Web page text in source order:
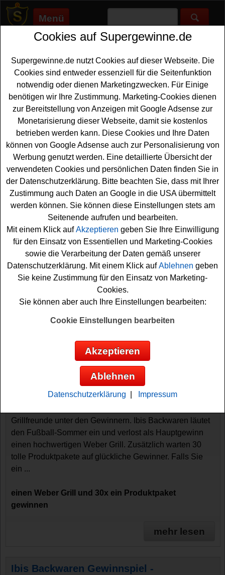
Menü
Supergewinne.de>Gewinnspiele>Ibis-backwaren
Ibis Backwaren Gewinnspiel
Jetzt beim Ibis Backwaren Gewinnspiel mitmachen und tolle
Preise gewinnen. ✅ Ibis Backwaren Gewinnspiele, die auf
Supergewinne.de gelistet sind, finden Sie hier. ✅
Ibis Backwaren Gewinnspiele
Anzeige:
Gewinnspiele sortieren nach:
▲ ▼
Ibis Backwaren Gewinnspiel -
Produktpakete und Weber Grill gewinnen
Grillfreunde unter den Gewinnern. Ibis Backwaren läutet
den Fußball-Sommer ein und verlost als Hauptgewinn
einen hochwertigen Weber Grill. Zusätzlich warten 30
tolle Produktpakete auf glückliche Gewinner. Falls Sie
ein ...
einen Weber Grill und 30x ein Produktpaket
gewinnen
mehr lesen
Ibis Backwaren Gewinnspiel -
Cookies auf Supergewinne.de
Supergewinne.de nutzt Cookies auf dieser Webseite. Die
Cookies sind entweder essenziell für die Seitenfunktion
notwendig oder dienen Marketingzwecken. Für Einige
benötigen wir Ihre Zustimmung. Marketing-Cookies dienen
zur Bereitstellung von Anzeigen mit Google Adsense zur
Monetarisierung dieser Webseite, damit sie kostenlos
betrieben werden kann. Diese Cookies und Ihre Daten
können von Google Adsense auch zur Personalisierung von
Werbung genutzt werden. Eine detaillierte Übersicht der
verwendeten Cookies und persönlichen Daten finden Sie in
der Datenschutzerklärung. Bitte beachten Sie, dass mit Ihrer
Zustimmung auch Daten an Google in die USA übermittelt
werden können. Sie können diese Einstellungen stets am
Seitenende aufrufen und bearbeiten.
Mit einem Klick aufAkzeptieren geben Sie Ihre Einwilligung
für den Einsatz von Essentiellen und Marketing-Cookies
sowie die Verarbeitung der Daten gemäß unserer
Datenschutzerklärung. Mit einem Klick aufAblehnen geben
Sie keine Zustimmung für den Einsatz von Marketing-
Cookies.
Sie können aber auch Ihre Einstellungen bearbeiten:
Cookie Einstellungen bearbeiten
Akzeptieren
Ablehnen
Datenschutzerklärung Impressum